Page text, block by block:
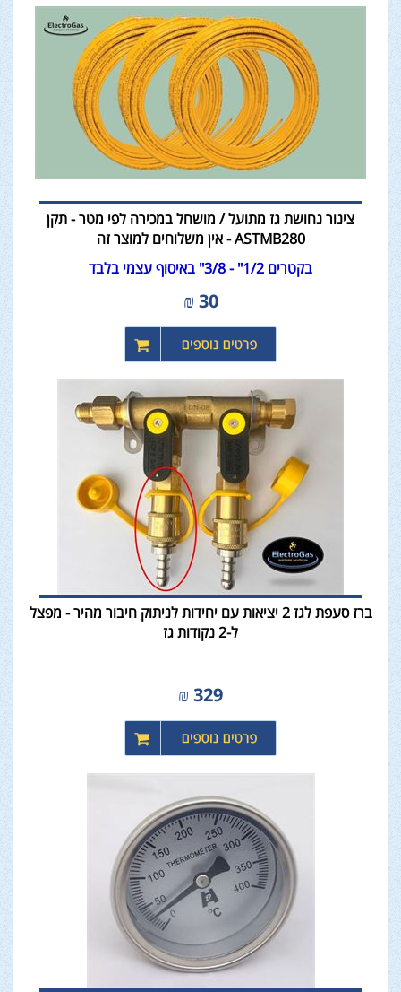
צינור נחושת גז מתועל / מושחל במכירה לפי מטר - תקן
ASTMB280 - אין משלוחים למוצר זה
בקטרים 1/2" - 3/8" באיסוף עצמי בלבד
30
₪
ברז סעפת לגז 2 יציאות עם יחידות לניתוק חיבור מהיר - מפצל
ל-2 נקודות גז
329
₪